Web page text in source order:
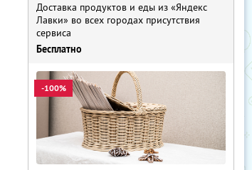
Доставка продуктов и еды из «Яндекс
Лавки» во всех городах присутствия
сервиса
Бесплатно
-100%